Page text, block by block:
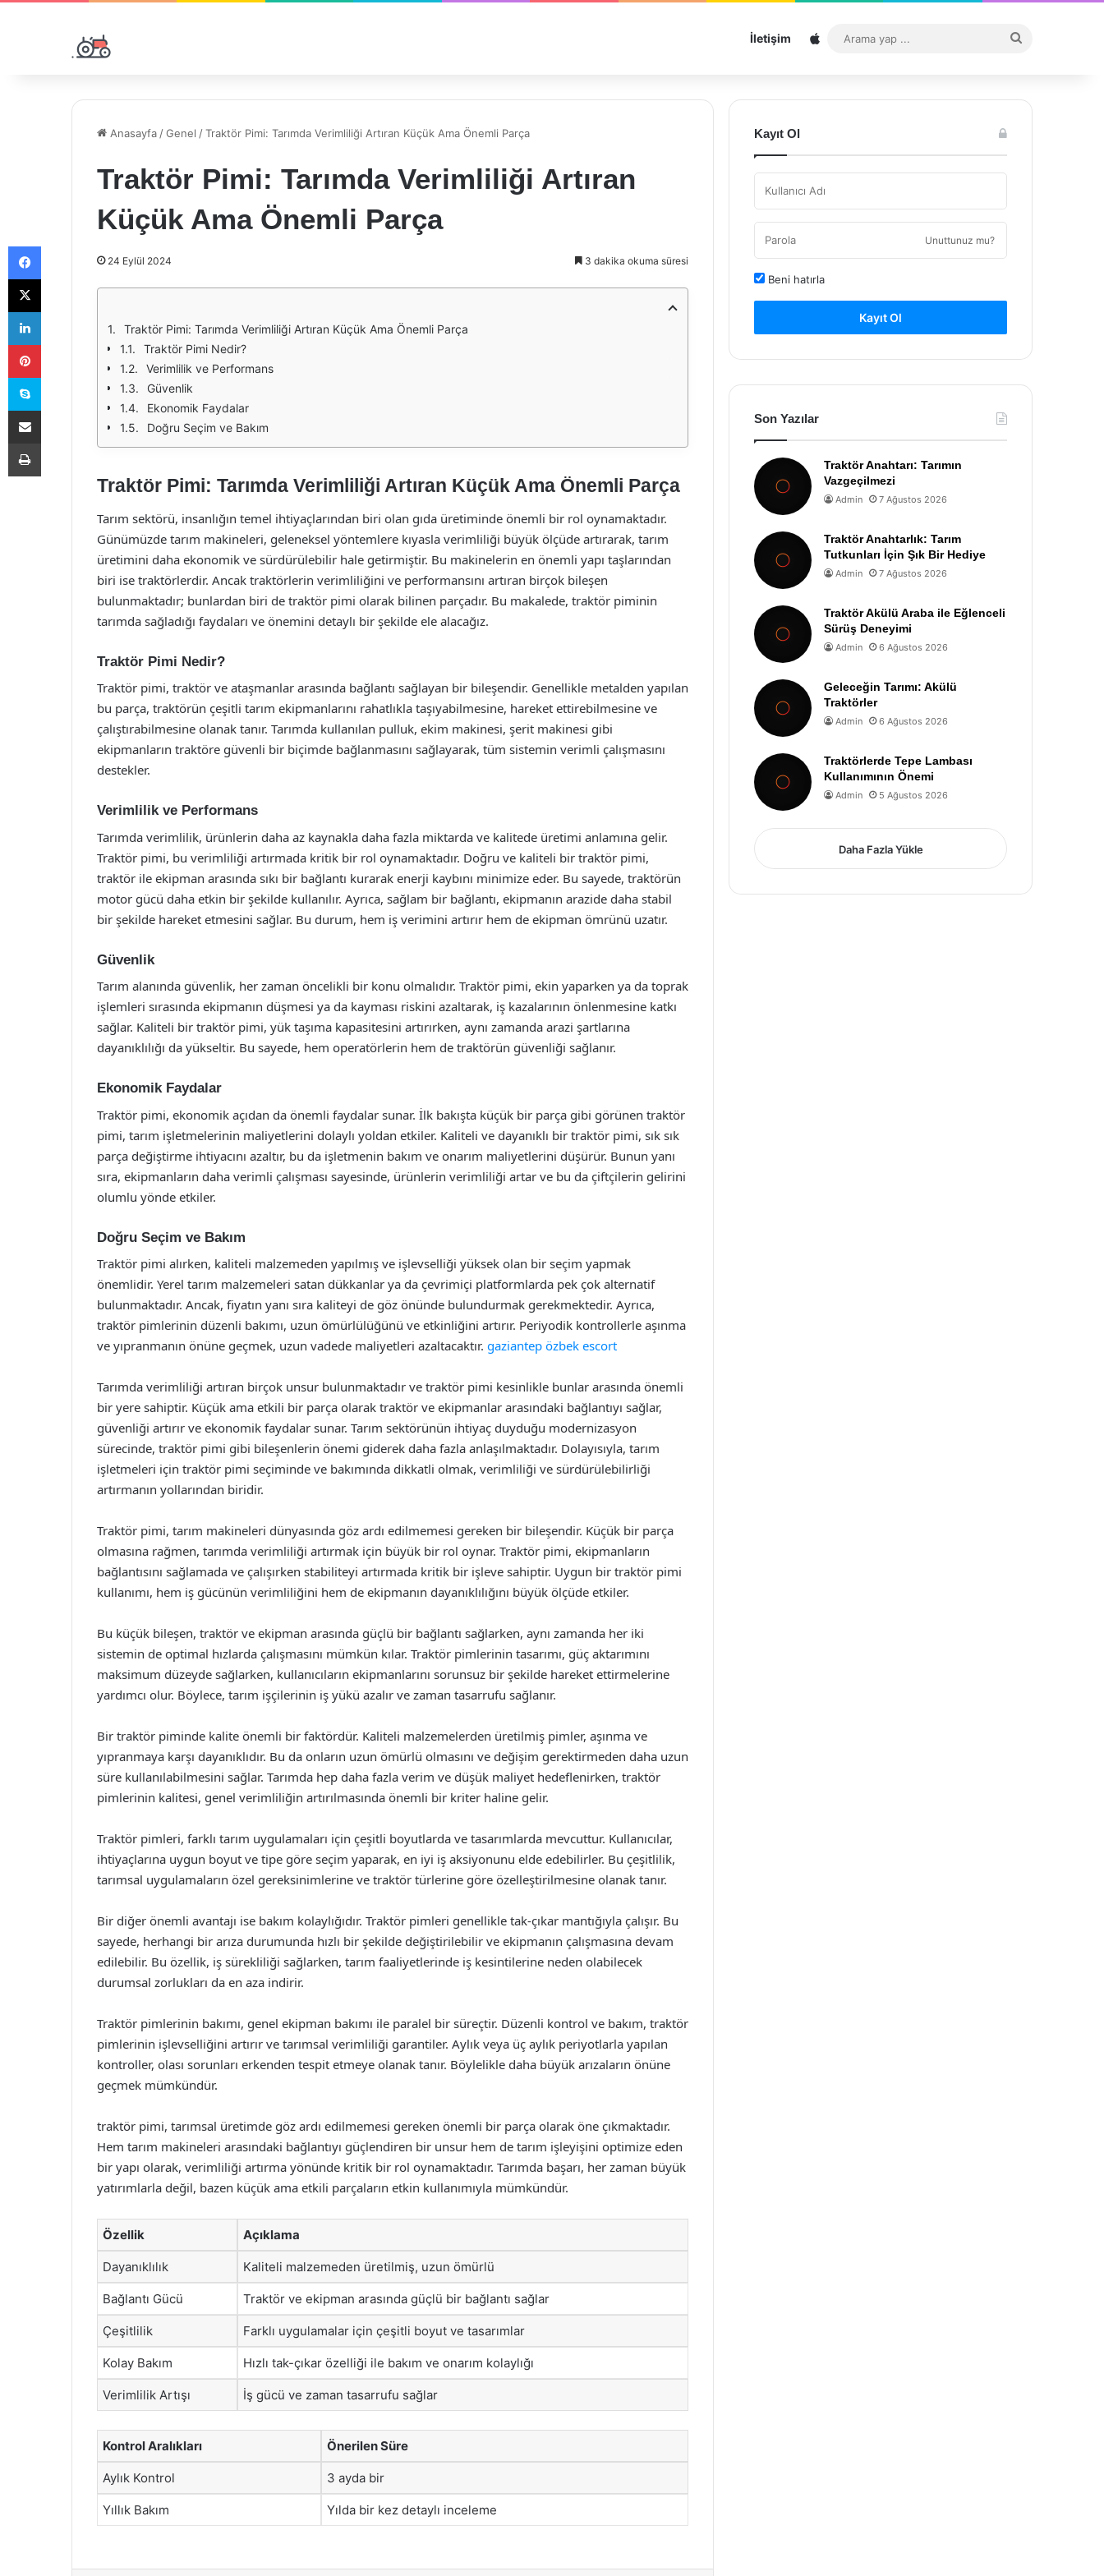
İletişim Sitemap
...
Anasayfa /Genel /Traktör Pimi: Tarımda Verimliliği Artıran Küçük Ama Önemli Parça
Traktör Pimi: Tarımda Verimliliği Artıran
Küçük Ama Önemli Parça
24 Eylül 2024 3 dakika okuma süresi
Traktör Pimi: Tarımda Verimliliği Artıran Küçük Ama Önemli Parça
Traktör Pimi Nedir?
Verimlilik ve Performans
Güvenlik
Ekonomik Faydalar
Doğru Seçim ve Bakım
Traktör Pimi: Tarımda Verimliliği Artıran Küçük Ama Önemli Parça
Tarım sektörü, insanlığın temel ihtiyaçlarından biri olan gıda üretiminde önemli bir rol oynamaktadır.
Günümüzde tarım makineleri, geleneksel yöntemlere kıyasla verimliliği büyük ölçüde artırarak, tarım
üretimini daha ekonomik ve sürdürülebilir hale getirmiştir. Bu makinelerin en önemli yapı taşlarından
biri ise traktörlerdir. Ancak traktörlerin verimliliğini ve performansını artıran birçok bileşen
bulunmaktadır; bunlardan biri de traktör pimi olarak bilinen parçadır. Bu makalede, traktör piminin
tarımda sağladığı faydaları ve önemini detaylı bir şekilde ele alacağız.
Traktör Pimi Nedir?
Traktör pimi, traktör ve ataşmanlar arasında bağlantı sağlayan bir bileşendir. Genellikle metalden yapılan
bu parça, traktörün çeşitli tarım ekipmanlarını rahatlıkla taşıyabilmesine, hareket ettirebilmesine ve
çalıştırabilmesine olanak tanır. Tarımda kullanılan pulluk, ekim makinesi, şerit makinesi gibi
ekipmanların traktöre güvenli bir biçimde bağlanmasını sağlayarak, tüm sistemin verimli çalışmasını
destekler.
Verimlilik ve Performans
Tarımda verimlilik, ürünlerin daha az kaynakla daha fazla miktarda ve kalitede üretimi anlamına gelir.
Traktör pimi, bu verimliliği artırmada kritik bir rol oynamaktadır. Doğru ve kaliteli bir traktör pimi,
traktör ile ekipman arasında sıkı bir bağlantı kurarak enerji kaybını minimize eder. Bu sayede, traktörün
motor gücü daha etkin bir şekilde kullanılır. Ayrıca, sağlam bir bağlantı, ekipmanın arazide daha stabil
bir şekilde hareket etmesini sağlar. Bu durum, hem iş verimini artırır hem de ekipman ömrünü uzatır.
Güvenlik
Tarım alanında güvenlik, her zaman öncelikli bir konu olmalıdır. Traktör pimi, ekin yaparken ya da toprak
işlemleri sırasında ekipmanın düşmesi ya da kayması riskini azaltarak, iş kazalarının önlenmesine katkı
sağlar. Kaliteli bir traktör pimi, yük taşıma kapasitesini artırırken, aynı zamanda arazi şartlarına
dayanıklılığı da yükseltir. Bu sayede, hem operatörlerin hem de traktörün güvenliği sağlanır.
Ekonomik Faydalar
Traktör pimi, ekonomik açıdan da önemli faydalar sunar. İlk bakışta küçük bir parça gibi görünen traktör
pimi, tarım işletmelerinin maliyetlerini dolaylı yoldan etkiler. Kaliteli ve dayanıklı bir traktör pimi, sık sık
parça değiştirme ihtiyacını azaltır, bu da işletmenin bakım ve onarım maliyetlerini düşürür. Bunun yanı
sıra, ekipmanların daha verimli çalışması sayesinde, ürünlerin verimliliği artar ve bu da çiftçilerin gelirini
olumlu yönde etkiler.
Doğru Seçim ve Bakım
Traktör pimi alırken, kaliteli malzemeden yapılmış ve işlevselliği yüksek olan bir seçim yapmak
önemlidir. Yerel tarım malzemeleri satan dükkanlar ya da çevrimiçi platformlarda pek çok alternatif
bulunmaktadır. Ancak, fiyatın yanı sıra kaliteyi de göz önünde bulundurmak gerekmektedir. Ayrıca,
traktör pimlerinin düzenli bakımı, uzun ömürlülüğünü ve etkinliğini artırır. Periyodik kontrollerle aşınma
ve yıpranmanın önüne geçmek, uzun vadede maliyetleri azaltacaktır. gaziantep özbek escort
Tarımda verimliliği artıran birçok unsur bulunmaktadır ve traktör pimi kesinlikle bunlar arasında önemli
bir yere sahiptir. Küçük ama etkili bir parça olarak traktör ve ekipmanlar arasındaki bağlantıyı sağlar,
güvenliği artırır ve ekonomik faydalar sunar. Tarım sektörünün ihtiyaç duyduğu modernizasyon
sürecinde, traktör pimi gibi bileşenlerin önemi giderek daha fazla anlaşılmaktadır. Dolayısıyla, tarım
işletmeleri için traktör pimi seçiminde ve bakımında dikkatli olmak, verimliliği ve sürdürülebilirliği
artırmanın yollarından biridir.
Traktör pimi, tarım makineleri dünyasında göz ardı edilmemesi gereken bir bileşendir. Küçük bir parça
olmasına rağmen, tarımda verimliliği artırmak için büyük bir rol oynar. Traktör pimi, ekipmanların
bağlantısını sağlamada ve çalışırken stabiliteyi artırmada kritik bir işleve sahiptir. Uygun bir traktör pimi
kullanımı, hem iş gücünün verimliliğini hem de ekipmanın dayanıklılığını büyük ölçüde etkiler.
Bu küçük bileşen, traktör ve ekipman arasında güçlü bir bağlantı sağlarken, aynı zamanda her iki
sistemin de optimal hızlarda çalışmasını mümkün kılar. Traktör pimlerinin tasarımı, güç aktarımını
maksimum düzeyde sağlarken, kullanıcıların ekipmanlarını sorunsuz bir şekilde hareket ettirmelerine
yardımcı olur. Böylece, tarım işçilerinin iş yükü azalır ve zaman tasarrufu sağlanır.
Bir traktör piminde kalite önemli bir faktördür. Kaliteli malzemelerden üretilmiş pimler, aşınma ve
yıpranmaya karşı dayanıklıdır. Bu da onların uzun ömürlü olmasını ve değişim gerektirmeden daha uzun
süre kullanılabilmesini sağlar. Tarımda hep daha fazla verim ve düşük maliyet hedeflenirken, traktör
pimlerinin kalitesi, genel verimliliğin artırılmasında önemli bir kriter haline gelir.
Traktör pimleri, farklı tarım uygulamaları için çeşitli boyutlarda ve tasarımlarda mevcuttur. Kullanıcılar,
ihtiyaçlarına uygun boyut ve tipe göre seçim yaparak, en iyi iş aksiyonunu elde edebilirler. Bu çeşitlilik,
tarımsal uygulamaların özel gereksinimlerine ve traktör türlerine göre özelleştirilmesine olanak tanır.
Bir diğer önemli avantajı ise bakım kolaylığıdır. Traktör pimleri genellikle tak-çıkar mantığıyla çalışır. Bu
sayede, herhangi bir arıza durumunda hızlı bir şekilde değiştirilebilir ve ekipmanın çalışmasına devam
edilebilir. Bu özellik, iş sürekliliği sağlarken, tarım faaliyetlerinde iş kesintilerine neden olabilecek
durumsal zorlukları da en aza indirir.
Traktör pimlerinin bakımı, genel ekipman bakımı ile paralel bir süreçtir. Düzenli kontrol ve bakım, traktör
pimlerinin işlevselliğini artırır ve tarımsal verimliliği garantiler. Aylık veya üç aylık periyotlarla yapılan
kontroller, olası sorunları erkenden tespit etmeye olanak tanır. Böylelikle daha büyük arızaların önüne
geçmek mümkündür.
traktör pimi, tarımsal üretimde göz ardı edilmemesi gereken önemli bir parça olarak öne çıkmaktadır.
Hem tarım makineleri arasındaki bağlantıyı güçlendiren bir unsur hem de tarım işleyişini optimize eden
bir yapı olarak, verimliliği artırma yönünde kritik bir rol oynamaktadır. Tarımda başarı, her zaman büyük
yatırımlarla değil, bazen küçük ama etkili parçaların etkin kullanımıyla mümkündür.
Özellik Açıklama
Dayanıklılık Kaliteli malzemeden üretilmiş, uzun ömürlü
Bağlantı Gücü Traktör ve ekipman arasında güçlü bir bağlantı sağlar
Çeşitlilik Farklı uygulamalar için çeşitli boyut ve tasarımlar
Kolay Bakım Hızlı tak-çıkar özelliği ile bakım ve onarım kolaylığı
Verimlilik Artışı İş gücü ve zaman tasarrufu sağlar
Kontrol Aralıkları Önerilen Süre
Aylık Kontrol 3 ayda bir
Yıllık Bakım Yılda bir kez detaylı inceleme
Kayıt Ol
Unuttunuz mu?
Beni hatırla
Kayıt Ol
Son Yazılar
Traktör Anahtarı: Tarımın
Vazgeçilmezi
Admin 7 Ağustos 2026
Traktör Anahtarlık: Tarım
Tutkunları İçin Şık Bir Hediye
Admin 7 Ağustos 2026
Traktör Akülü Araba ile Eğlenceli
Sürüş Deneyimi
Admin 6 Ağustos 2026
Geleceğin Tarımı: Akülü
Traktörler
Admin 6 Ağustos 2026
Traktörlerde Tepe Lambası
Kullanımının Önemi
Admin 5 Ağustos 2026
Daha Fazla Yükle
Facebook
X
LinkedIn
Pinterest
Skype
E-Posta ile paylaş